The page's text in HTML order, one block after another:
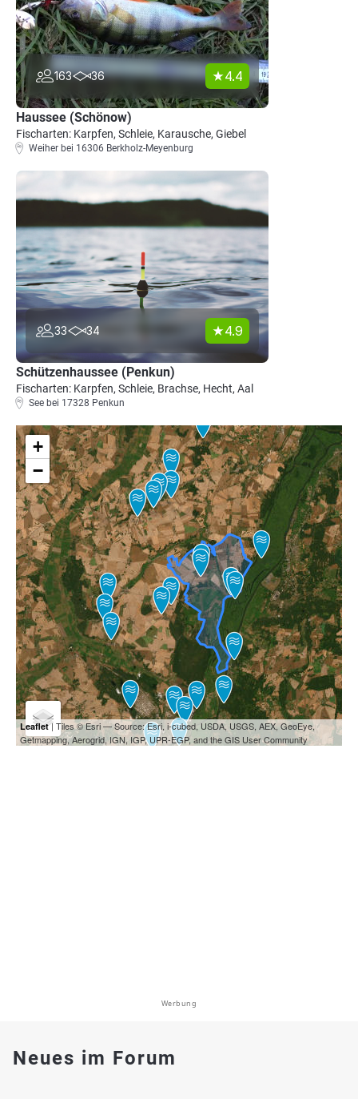
163 36 4.4
Haussee (Schönow)
Fischarten: Karpfen, Schleie, Karausche, Giebel
Weiher bei 16306 Berkholz-Meyenburg
33 34 4.9
Schützenhaussee (Penkun)
Fischarten: Karpfen, Schleie, Brachse, Hecht, Aal
See bei 17328 Penkun
+
−
Leaflet| Tiles © Esri — Source: Esri, i-cubed, USDA, USGS, AEX, GeoEye,
Getmapping, Aerogrid, IGN, IGP, UPR-EGP, and the GIS User Community
Werbung
Neues im Forum